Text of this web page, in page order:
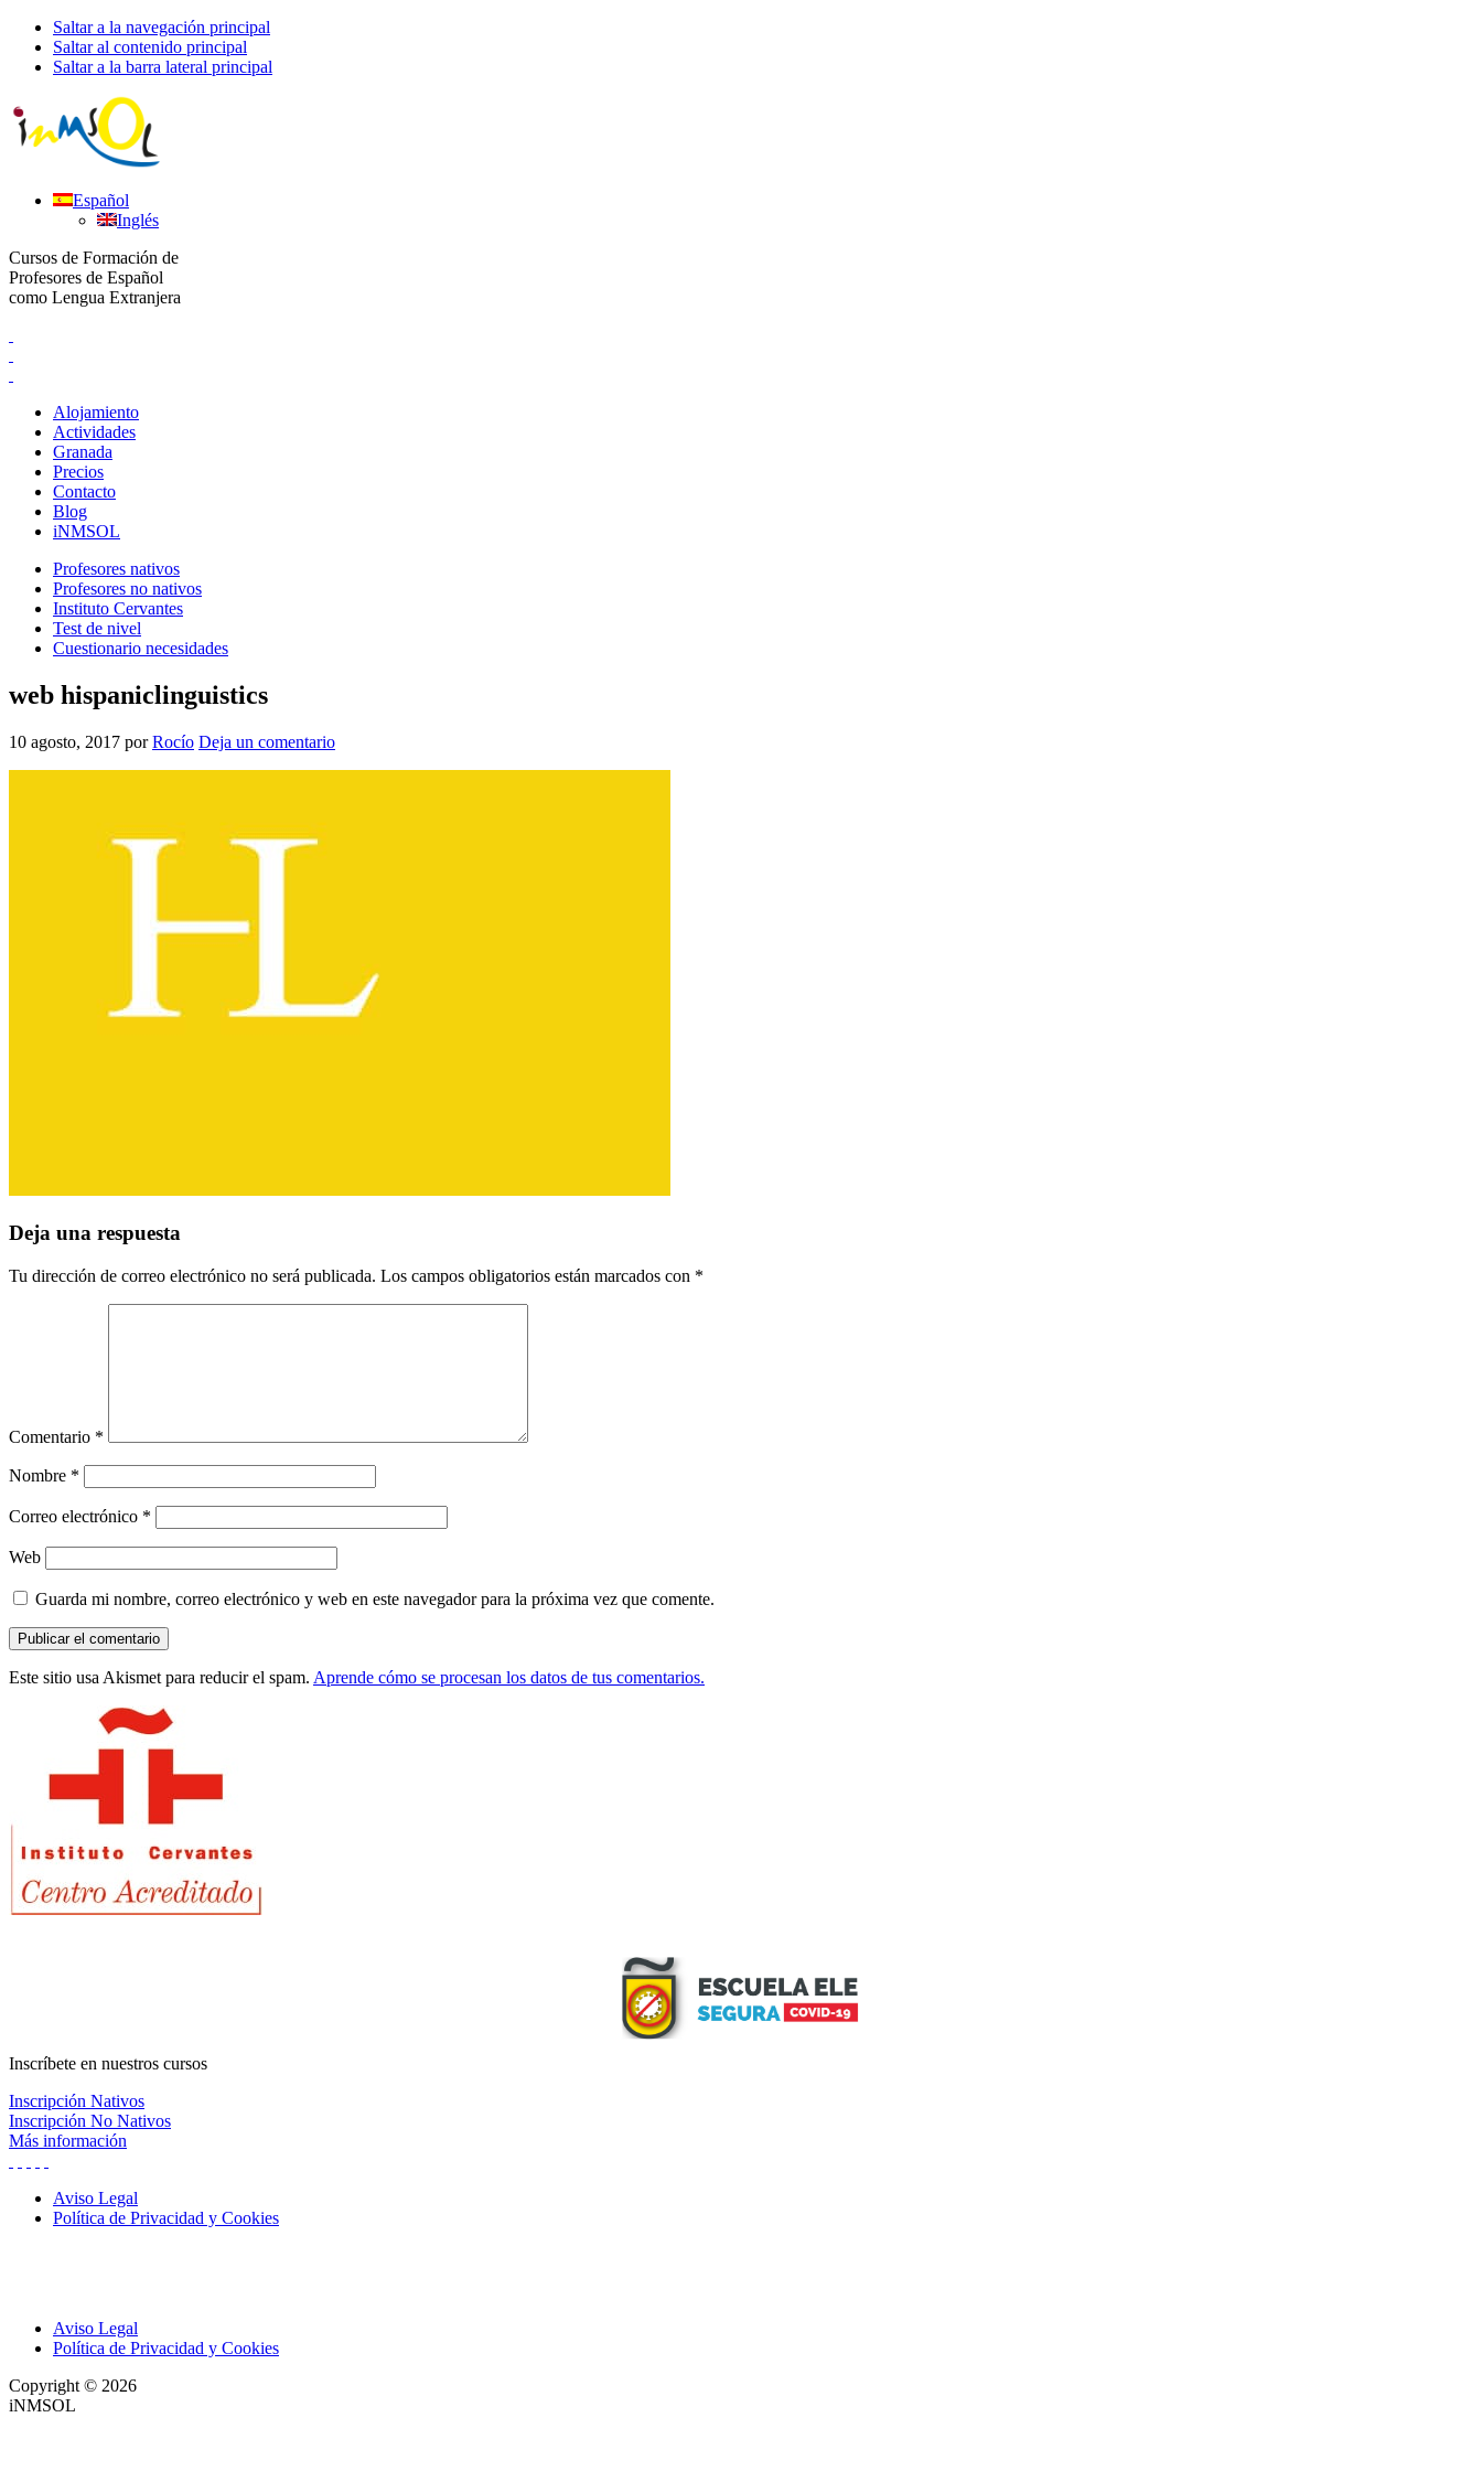
Saltar a la navegación principal
Saltar al contenido principal
Saltar a la barra lateral principal
Español
Inglés
Cursos de Formación de
Profesores de Español
como Lengua Extranjera
Alojamiento
Actividades
Granada
Precios
Contacto
Blog
iNMSOL
Profesores nativos
Profesores no nativos
Instituto Cervantes
Test de nivel
Cuestionario necesidades
web hispaniclinguistics
10 agosto, 2017 porRocío Deja un comentario
Interacciones
los
Deja una respuesta
Tu dirección de correo electrónico no será publicada. Los campos obligatorios están marcados con *
Comentario *
Nombre *
Correo electrónico *
Web
Guarda mi nombre, correo electrónico y web en este navegador para la próxima vez que comente.
Este sitio usa Akismet para reducir el spam. Aprende cómo se procesan los datos de tus comentarios.
principal
Inscríbete en nuestros cursos
Inscripción Nativos
Inscripción No Nativos
Más información
Aviso Legal
Política de Privacidad y Cookies
Aviso Legal
Política de Privacidad y Cookies
Copyright © 2026
iNMSOL